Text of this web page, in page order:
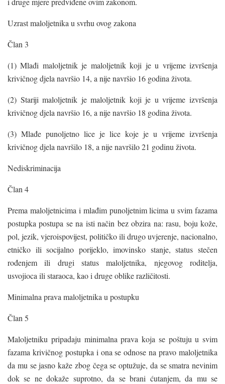
Uzrast maloljetnika u svrhu ovog zakona
Član 3
(1) Mlađi maloljetnik je maloljetnik koji je u vrijeme izvršenja
krivičnog djela navršio 14, a nije navršio 16 godina života.
(2) Stariji maloljetnik je maloljetnik koji je u vrijeme izvršenja
krivičnog djela navršio 16, a nije navršio 18 godina života.
(3) Mlađe punoljetno lice je lice koje je u vrijeme izvršenja
krivičnog djela navršilo 18, a nije navršilo 21 godinu života.
Nediskriminacija
Član 4
Prema maloljetnicima i mlađim punoljetnim licima u svim fazama
postupka postupa se na isti način bez obzira na: rasu, boju kože,
pol, jezik, vjeroispovijest, političko ili drugo uvjerenje, nacionalno,
etničko ili socijalno porijeklo, imovinsko stanje, status stečen
rođenjem ili drugi status maloljetnika, njegovog roditelja,
usvojioca ili staraoca, kao i druge oblike različitosti.
Minimalna prava maloljetnika u postupku
Član 5
Maloljetniku pripadaju minimalna prava koja se poštuju u svim
fazama krivičnog postupka i ona se odnose na pravo maloljetnika
da mu se jasno kaže zbog čega se optužuje, da se smatra nevinim
dok se ne dokaže suprotno, da se brani ćutanjem, da mu se